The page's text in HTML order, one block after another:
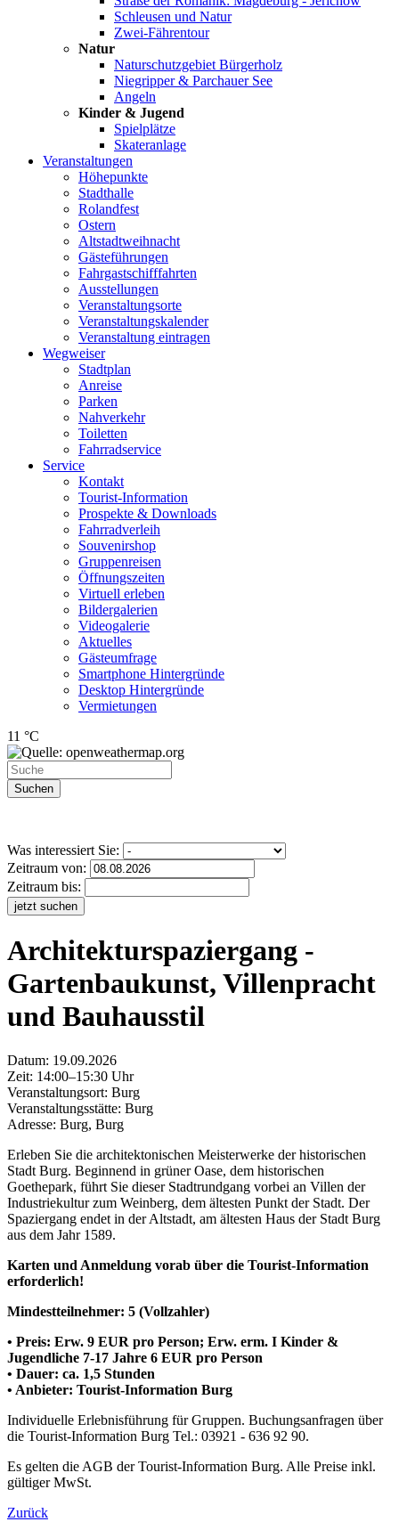
Schleusen und Natur
Zwei-Fährentour
Natur
Naturschutzgebiet Bürgerholz
Niegripper & Parchauer See
Angeln
Kinder & Jugend
Spielplätze
Skateranlage
Veranstaltungen
Höhepunkte
Stadthalle
Rolandfest
Ostern
Altstadtweihnacht
Gästeführungen
Fahrgastschifffahrten
Ausstellungen
Veranstaltungsorte
Veranstaltungskalender
Veranstaltung eintragen
Wegweiser
Stadtplan
Anreise
Parken
Nahverkehr
Toiletten
Fahrradservice
Service
Kontakt
Tourist-Information
Prospekte & Downloads
Fahrradverleih
Souvenirshop
Gruppenreisen
Öffnungszeiten
Virtuell erleben
Bildergalerien
Videogalerie
Aktuelles
Gästeumfrage
Smartphone Hintergründe
Desktop Hintergründe
Vermietungen
11 °C
Suchen
Was interessiert Sie:
Zeitraum von:
Zeitraum bis:
jetzt suchen
Architekturspaziergang -
Gartenbaukunst, Villenpracht
und Bauhausstil
Datum: 19.09.2026
Zeit: 14:00–15:30 Uhr
Veranstaltungsort: Burg
Veranstaltungsstätte: Burg
Adresse: Burg, Burg
Erleben Sie die architektonischen Meisterwerke der historischen
Stadt Burg. Beginnend in grüner Oase, dem historischen
Goethepark, führt Sie dieser Stadtrundgang vorbei an Villen der
Industriekultur zum Weinberg, dem ältesten Punkt der Stadt. Der
Spaziergang endet in der Altstadt, am ältesten Haus der Stadt Burg
aus dem Jahr 1589.
Karten und Anmeldung vorab über die Tourist-Information
erforderlich!
Mindestteilnehmer: 5 (Vollzahler)
• Preis: Erw. 9 EUR pro Person; Erw. erm. I Kinder &
Jugendliche 7-17 Jahre 6 EUR pro Person
• Dauer: ca. 1,5 Stunden
• Anbieter: Tourist-Information Burg
Individuelle Erlebnisführung für Gruppen. Buchungsanfragen über
die Tourist-Information Burg Tel.: 03921 - 636 92 90.
Es gelten die AGB der Tourist-Information Burg. Alle Preise inkl.
gültiger MwSt.
Zurück